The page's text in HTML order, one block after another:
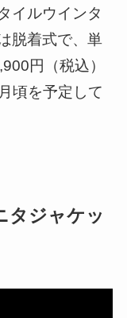
イルウインタ
脱着式で、単
円（税込）
頃を予定して
ジャケッ